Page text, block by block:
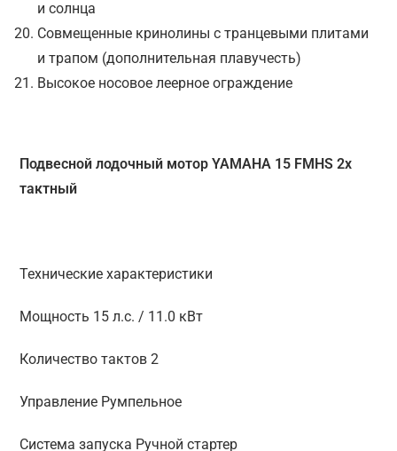
и солнца
Совмещенные кринолины с транцевыми плитами
и трапом (дополнительная плавучесть)
Высокое носовое леерное ограждение
Подвесной лодочный мотор YAMAHA 15 FMHS 2х
тактный
Технические характеристики
Мощность 15 л.с. / 11.0 кВт
Количество тактов 2
Управление Румпельное
Система запуска Ручной стартер